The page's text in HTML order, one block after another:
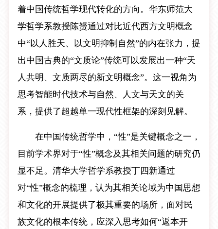
着中国传统哲学现代转化的方向。华东师范大
学哲学系教授陈赟通过对比近代西方文明概念
中“以人胜天、以文明抑制自然”的内在张力，提
出中国古典的“文质论”传统可以发展出一种“天
人共明、文质两尽的新文明概念”。这一视角为
思考智能时代技术与自然、人文与天文的关
系，提供了超越单一现代性框架的深刻见解。
在中国传统哲学中，“性”是关键概念之一，
目前学术界对于“性”概念及其相关问题的研究仍
显不足。清华大学哲学系教授丁四新通过
对“性”概念的梳理，认为其相关论域为中国思想
和文化的开展提供了极其重要的场所，面对民
族文化的根本传统，应深入思考如何“返本开